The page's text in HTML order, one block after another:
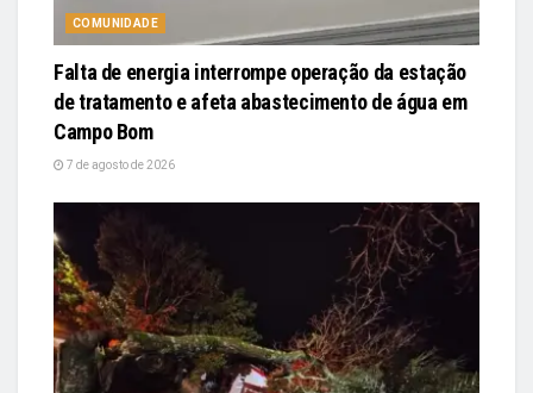
COMUNIDADE
Falta de energia interrompe operação da estação
de tratamento e afeta abastecimento de água em
Campo Bom
7 de agosto de 2026